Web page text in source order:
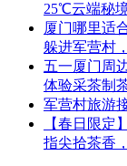
25℃云端秘
厦门哪里适
躲进军营村
五一厦门周
体验采茶制
军营村旅游
【春日限定
指尖拾茶香